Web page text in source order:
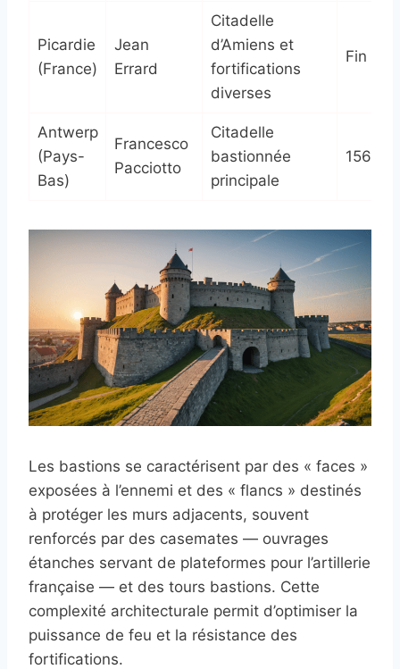
Picardie
(France)
Jean
Errard
Citadelle
d’Amiens et
fortifications
diverses
Fin
Antwerp
(Pays-
Bas)
Francesco
Pacciotto
Citadelle
bastionnée
principale
1567
Les bastions se caractérisent par des « faces »
exposées à l’ennemi et des « flancs » destinés
à protéger les murs adjacents, souvent
renforcés par des casemates — ouvrages
étanches servant de plateformes pour l’artillerie
française — et des tours bastions. Cette
complexité architecturale permit d’optimiser la
puissance de feu et la résistance des
fortifications.